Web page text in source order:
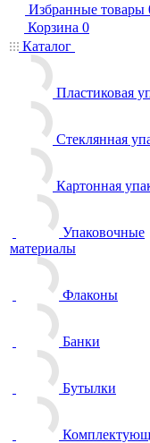
Избранные товары
Корзина 0
Каталог
Пластиковая
Стеклянная
Картонная
Упаковочные
материалы
Флаконы
Банки
Бутылки